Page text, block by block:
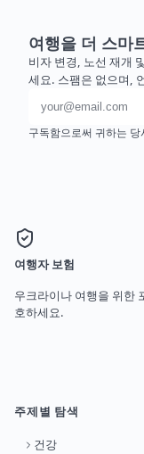
여행을 더 스마
비자 변경, 노선 재개
세요. 스팸은 없으며,
이메일 주소
구독함으로써 귀하는
여행자 보험
우크라이나 여행을 위한
호하세요.
주제별 탐색
건강